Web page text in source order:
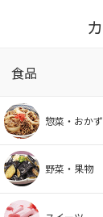
食品
惣菜・おかず
野菜・果物